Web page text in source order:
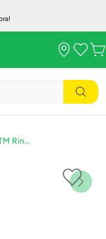
LEGO Harry Potter TM Rincón entre Libros: Expreso de Hogwarts™ 76450